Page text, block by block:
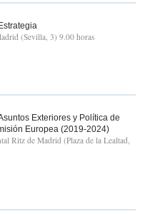
(Sevilla, 3) 9.00 horas
Exteriores y Política de
Europea (2019-2024)
Ritz de Madrid (Plaza de la Lealtad,